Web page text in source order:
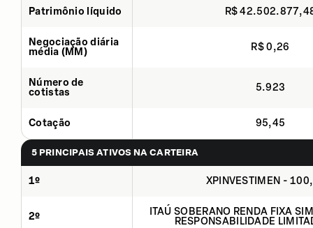
Patrimônio líquido R$
Negociação diária
média (MM)
R$ 0,26
Número de
cotistas
5.923
Cotação 95,45
5 PRINCIPAIS ATIVOS NA CARTEIRA
1º XPINVESTIMEN -
2º
ITAÚ SOBERANO RENDA FIXA
RESPONSABILIDADE